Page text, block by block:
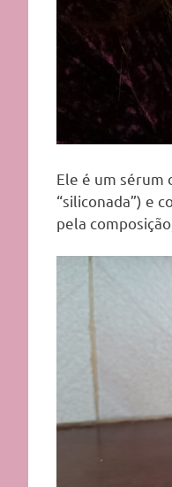
Ele é um sérum
“siliconada”) e
pela